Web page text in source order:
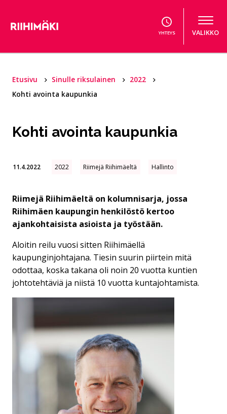
YHTEYS VALIKKO
Etusivu Sinulle riksulainen
2022
Kohti avointa kaupunkia
Kohti avointa kaupunkia
11.4.2022 2022 Riimejä Riihimäeltä Hallinto
Riimejä Riihimäeltä on kolumnisarja, jossa
Riihimäen kaupungin henkilöstö kertoo
ajankohtaisista asioista ja työstään.
Aloitin reilu vuosi sitten Riihimäellä
kaupunginjohtajana. Tiesin suurin piirtein mitä
odottaa, koska takana oli noin 20 vuotta kuntien
johtotehtäviä ja niistä 10 vuotta kuntajohtamista.